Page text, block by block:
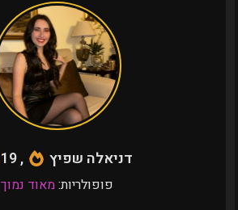
דניאלה שפיץ , 19
פופולריות:מאוד נמוך